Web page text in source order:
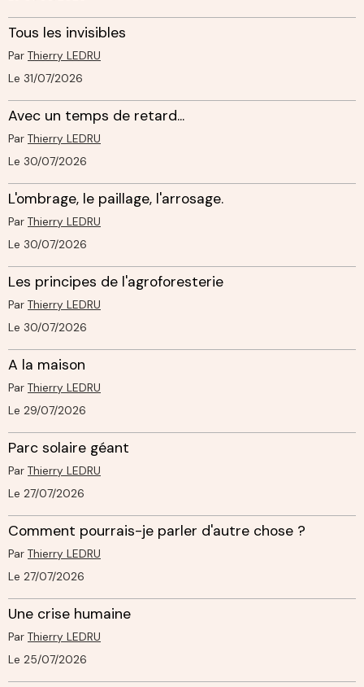
Tous les invisibles
Par Thierry LEDRU
Le 31/07/2026
Avec un temps de retard...
Par Thierry LEDRU
Le 30/07/2026
L'ombrage, le paillage, l'arrosage.
Par Thierry LEDRU
Le 30/07/2026
Les principes de l'agroforesterie
Par Thierry LEDRU
Le 30/07/2026
A la maison
Par Thierry LEDRU
Le 29/07/2026
Parc solaire géant
Par Thierry LEDRU
Le 27/07/2026
Comment pourrais-je parler d'autre chose ?
Par Thierry LEDRU
Le 27/07/2026
Une crise humaine
Par Thierry LEDRU
Le 25/07/2026